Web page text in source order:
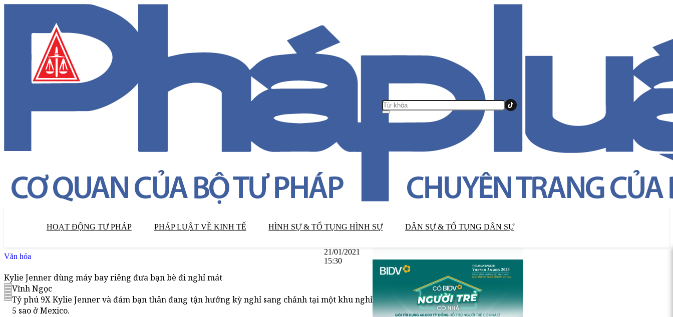
HOẠT ĐỘNG TƯ PHÁP PHÁP LUẬT VỀ KINH TẾ HÌNH SỰ & TỐ TỤNG HÌNH SỰ DÂN SỰ & TỐ TỤNG DÂN SỰ
Văn hóa
21/01/2021
15:30
Kylie Jenner dùng máy bay riêng đưa bạn bè đi nghỉ mát
Vĩnh Ngọc
Tỷ phú 9X Kylie Jenner và đám bạn thân đang tận hưởng kỳ nghỉ sang chảnh tại một khu nghỉ
5 sao ở Mexico.